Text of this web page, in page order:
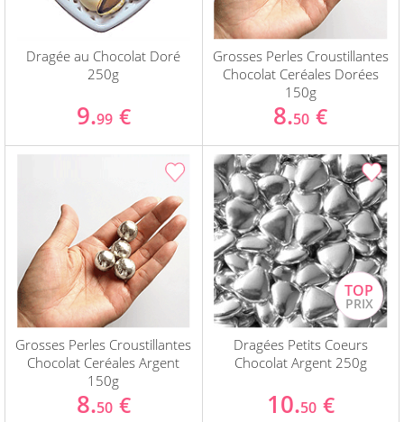
Dragée au Chocolat Doré
250g
9.99 €
Grosses Perles Croustillantes
Chocolat Ceréales Dorées
150g
8.50 €
Grosses Perles Croustillantes
Chocolat Ceréales Argent
150g
8.50 €
Dragées Petits Coeurs
Chocolat Argent 250g
10.50 €